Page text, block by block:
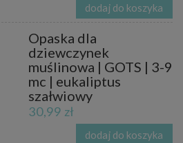
dodaj do koszyka
Opaska dla
dziewczynek
muślinowa | GOTS | 3-9
mc | eukaliptus
szałwiowy
30,99 zł
dodaj do koszyka